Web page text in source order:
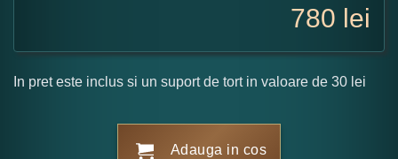
780 lei
In pret este inclus si un suport de tort in valoare de 30 lei
Adauga in cos